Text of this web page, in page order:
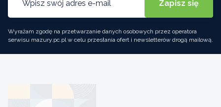
Wyrażam zgodę na przetwarzanie danych osobowych przez operatora
serwisu mazury.pc.pl w celu przesłania ofert i newsletterów drogą mailową.